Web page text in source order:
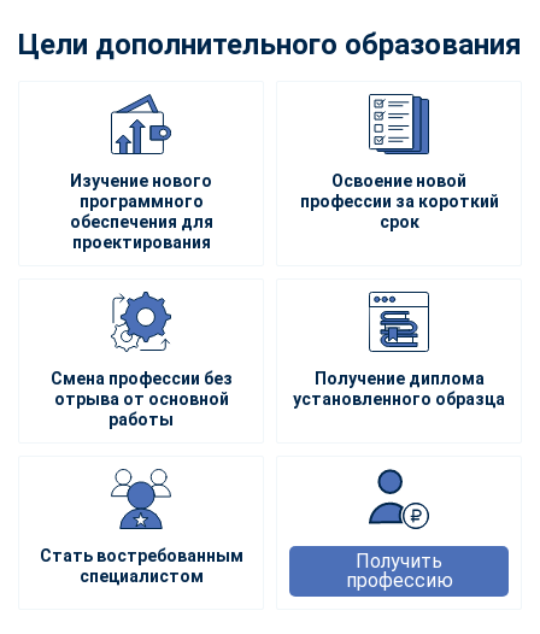
Цели дополнительного образования
Изучение нового
программного
обеспечения для
проектирования
Освоение новой
профессии за короткий
срок
Смена профессии без
отрыва от основной
работы
Получение диплома
установленного образца
Стать востребованным
специалистом
Получить
профессию